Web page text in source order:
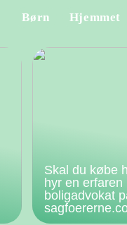
Børn Hjemmet
Skal du købe
hyr en erfaren
boligadvokat